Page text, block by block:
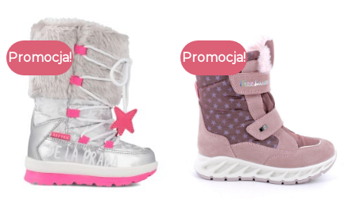
Promocja! Promocja!